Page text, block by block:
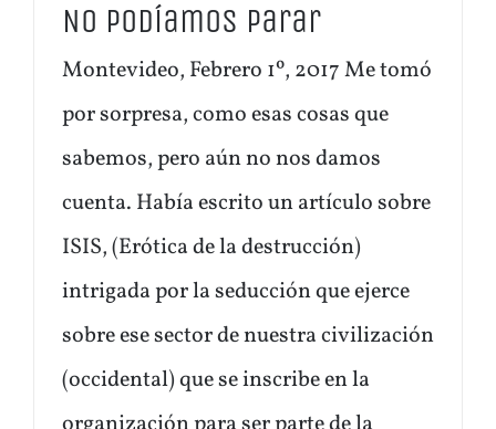
No podíamos parar
Montevideo, Febrero 1º, 2017 Me tomó
por sorpresa, como esas cosas que
sabemos, pero aún no nos damos
cuenta. Había escrito un artículo sobre
ISIS, (Erótica de la destrucción)
intrigada por la seducción que ejerce
sobre ese sector de nuestra civilización
(occidental) que se inscribe en la